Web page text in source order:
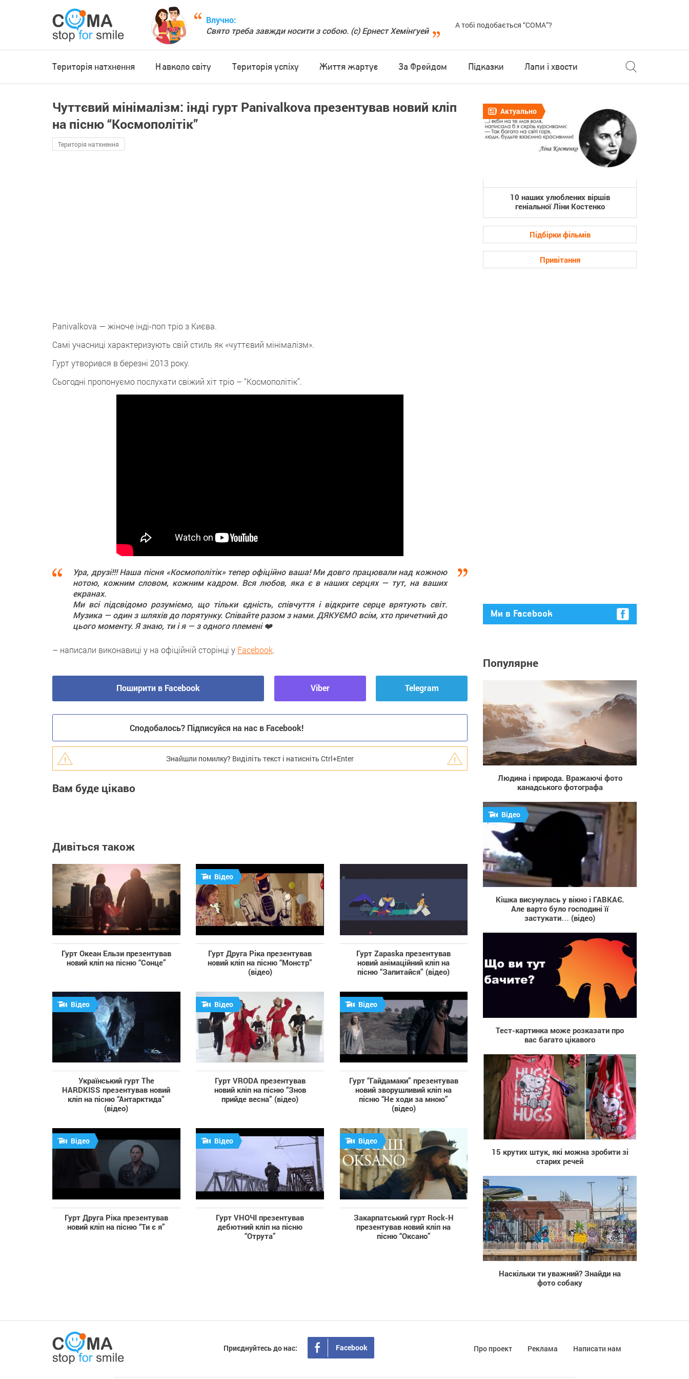
Влучно:
Свято треба завжди носити з собою. (с) Ернест Хемінгуей
А тобі подобається “COMA”?
Територія натхнення Навколо світу Територія успіху Життя жартує За Фрейдом Підказки Лапи і хвости
Чуттєвий мінімалізм: інді гурт Panivalkova презентував новий кліп
на пісню “Космополітік”
Територія натхнення
Panivalkova — жіноче інді-поп тріо з Києва.
Самі учасниці характеризують свій стиль як «чуттєвий мінімалізм».
Гурт утворився в березні 2013 року.
Сьогодні пропонуємо послухати свіжий хіт тріо – “Космополітік”.
Ура, друзі!!! Наша пісня «Космополітік» тепер офіційно ваша! Ми довго працювали над кожною
нотою, кожним словом, кожним кадром. Вся любов, яка є в наших серцях — тут, на ваших
екранах.
Ми всі підсвідомо розуміємо, що тільки єдність, співчуття і відкрите серце врятують світ.
Музика — один з шляхів до порятунку. Співайте разом з нами. ДЯКУЄМО всім, хто причетний до
цього моменту. Я знаю, ти і я — з одного племені ❤️
– написали виконавиці у на офіційній сторінці у Facebook.
Поширити в Facebook Viber Telegram
Сподобалось? Підписуйся на нас в Facebook!
Знайшли помилку? Виділіть текст і натисніть Ctrl+Enter
Вам буде цікаво
Дивіться також
Гурт Океан Ельзи презентував
новий кліп на пісню “Сонце”
Відео
Гурт Друга Ріка презентував
новий кліп на пісню “Монстр”
(відео)
Гурт Zapaska презентував
новий анімаційний кліп на
пісню “Запитайся” (відео)
Відео
Український гурт The
HARDKISS презентував новий
кліп на пісню “Антарктида”
(відео)
Відео
Гурт VRODA презентував
новий кліп на пісню “Знов
прийде весна” (відео)
Відео
Гурт “Гайдамаки” презентував
новий зворушливий кліп на
пісню “Не ходи за мною”
(відео)
Відео
Гурт Друга Ріка презентував
новий кліп на пісню “Ти є я”
Відео
Гурт VНОЧІ презентував
дебютний кліп на пісню
“Отрута”
Відео
Закарпатський гурт Rock-H
презентував новий кліп на
пісню “Оксано”
Актуально
10 наших улюблених віршів
геніальної Ліни Костенко
Підбірки фільмів
Привітання
Ми в Facebook
Популярне
3 605
Людина і природа. Вражаючі фото
канадського фотографа
Відео
Кішка висунулась у вікно і ГАВКАЄ.
Але варто було господині її
застукати… (відео)
Тест-картинка може розказати про
вас багато цікавого
2 858
15 крутих штук, які можна зробити зі
старих речей
779
Наскільки ти уважний? Знайди на
фото собаку
Приєднуйтесь до нас: Facebook Про проект Реклама Написати нам